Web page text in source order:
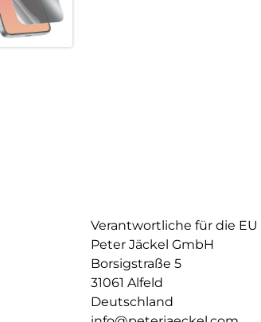
Verantwortliche für die EU
Peter Jäckel GmbH
Borsigstraße 5
31061 Alfeld
Deutschland